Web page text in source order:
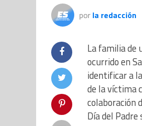
por la redacción
La familia de
ocurrido en
identificar a
de la víctima
colaboración
Día del